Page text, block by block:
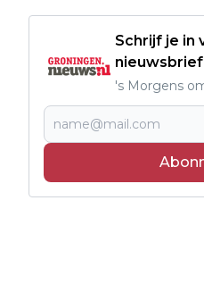
Schrijf je in
nieuwsbrief
's Morgens